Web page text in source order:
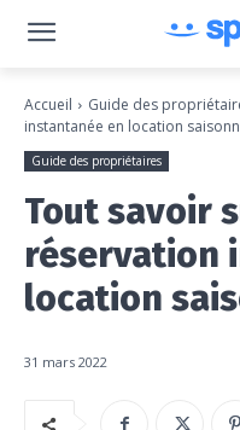
Accueil Guide des
instantanée en location
Guide des propriétaires
Tout savoir
réservation
location
31 mars 2022